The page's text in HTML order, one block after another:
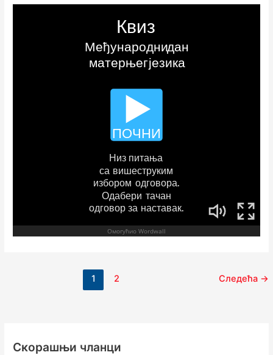
1 2 Следећа →
Скорашњи чланци